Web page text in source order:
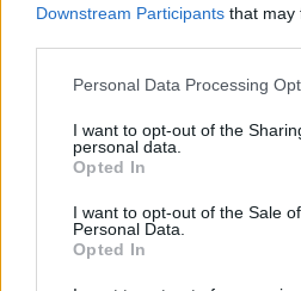
Downstream Participants that may
Please note that this website/app
not limited to your visit or usage
grant or deny consent to Google
use your data for below specified
consent section.
Personal Data Processing
I want to opt-out of the
personal data.
Opted In
I want to opt-out of the Sale
Personal Data.
Opted In
Max